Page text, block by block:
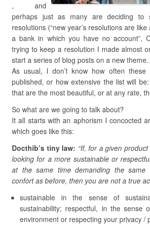
, and
perhaps just as many are deciding to
resolutions (“new year’s resolutions are
a bank in which you have no account”,
trying to keep a resolution I made almost
start a series of blog posts on a new theme.
As usual, I don’t know how often
published, or how extensive the list will
that are the most beautiful, or at any rate,
So what are we going to talk about?
It all starts with an aphorism I concocted
which goes like this:
Docthib’s tiny law: “If, for a given
looking for a more sustainable or
at the same time demanding the
confort as before, then you are not a true
sustainable in the sense of
sustainability; respectful, in the sense
environment or respecting your privacy /